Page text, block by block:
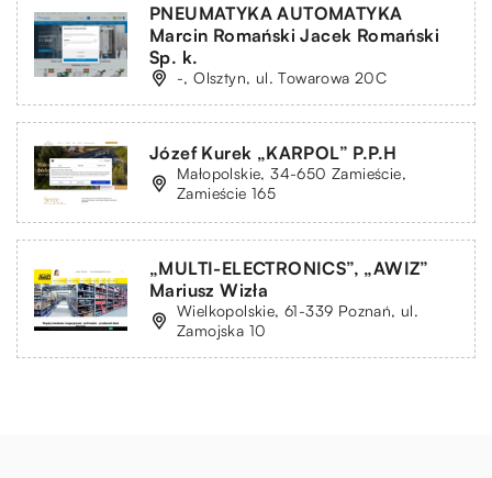
PNEUMATYKA AUTOMATYKA
Marcin Romański Jacek Romański
Sp. k.
-, Olsztyn, ul. Towarowa 20C
Józef Kurek „KARPOL” P.P.H
Małopolskie, 34-650 Zamieście,
Zamieście 165
„MULTI-ELECTRONICS”, „AWIZ”
Mariusz Wizła
Wielkopolskie, 61-339 Poznań, ul.
Zamojska 10